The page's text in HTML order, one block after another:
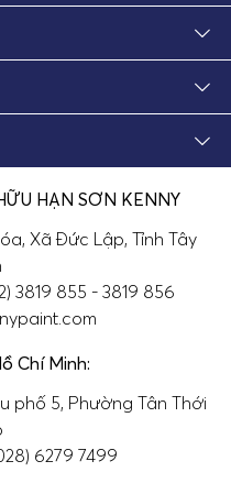
HẠN SƠN KENNY
Xã Đức Lập, Tỉnh Tây
3819 855 - 3819 856
Chí Minh:
phố 5, Phường Tân Thới
6279 7499